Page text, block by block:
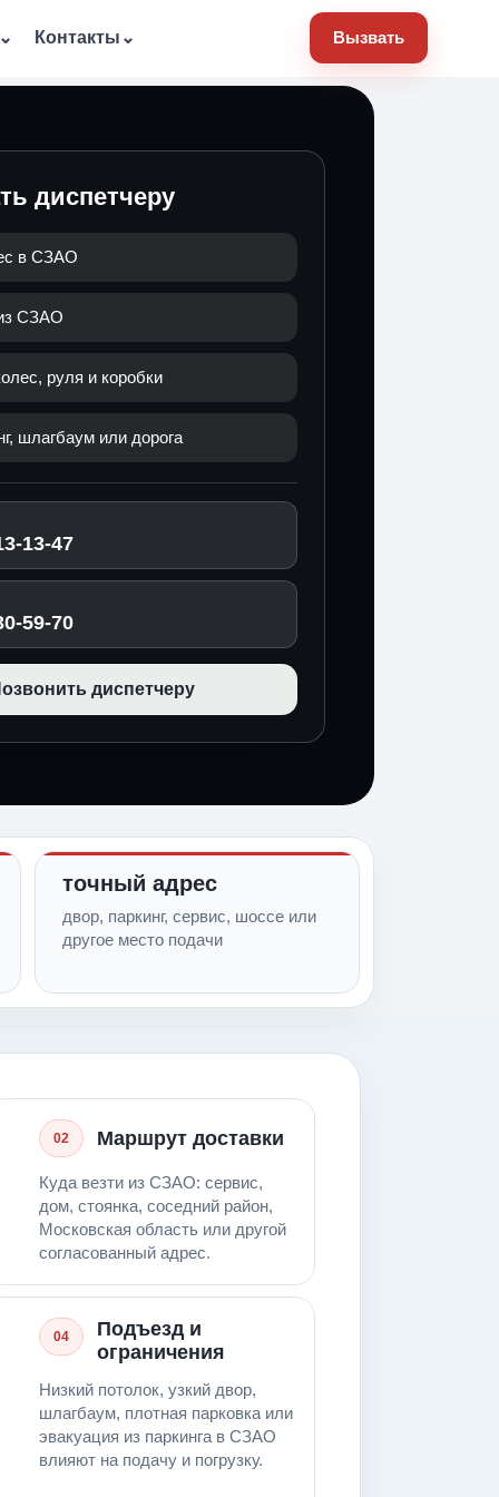
Контакты ⌄ Вызвать
диспетчеру
в СЗАО
СЗАО
руля и коробки
шлагбаум или дорога
13-47
59-70
диспетчеру
точный адрес
двор, паркинг, сервис, шоссе или
другое место подачи
02 Маршрут доставки
Куда везти из СЗАО: сервис,
дом, стоянка, соседний район,
Московская область или другой
согласованный адрес.
04
Подъезд и
ограничения
Низкий потолок, узкий двор,
шлагбаум, плотная парковка или
эвакуация из паркинга в СЗАО
влияют на подачу и погрузку.